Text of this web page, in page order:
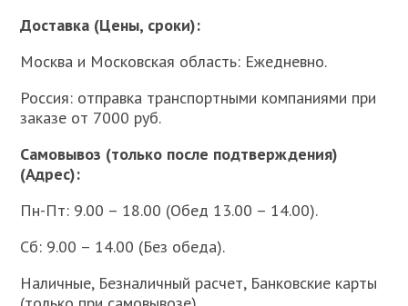
Доставка (Цены, сроки):
Москва и Московская область: Ежедневно.
Россия: отправка транспортными компаниями при
заказе от 7000 руб.
Самовывоз (только после подтверждения)
(Адрес):
Пн-Пт: 9.00 – 18.00 (Обед 13.00 – 14.00).
Сб: 9.00 – 14.00 (Без обеда).
Наличные, Безналичный расчет, Банковские карты